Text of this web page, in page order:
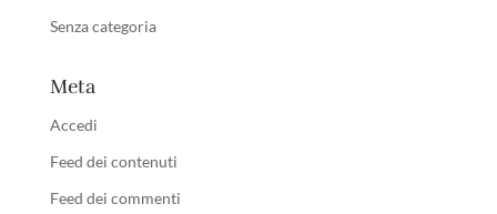
Senza categoria
Meta
Accedi
Feed dei contenuti
Feed dei commenti